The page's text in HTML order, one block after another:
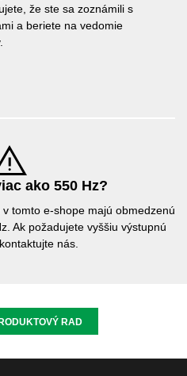
že ste sa zoznámili s
a beriete na vedomie
.
ako 550 Hz?
tomto e-shope majú obmedzenú
Ak požadujete vyššiu výstupnú
nás.
RAD